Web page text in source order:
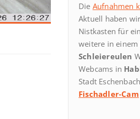
Die Aufnahmen
Aktuell haben
Nistkasten für
weitere in
Schleiereulen
Webcams in
Stadt
Fischadler-Cam